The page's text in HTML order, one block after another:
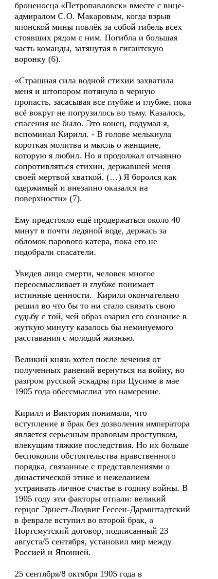
броненосца «Петропавловск» вместе с вице-
адмиралом С.О. Макаровым, когда взрыв
японской мины повлёк за собой гибель всех
стоявших рядом с ним. Погибла и большая
часть команды, затянутая в гигантскую
воронку (6).
«Страшная сила водной стихии захватила
меня и штопором потянула в черную
пропасть, засасывая все глубже и глубже, пока
всё вокруг не погрузилось во тьму. Казалось,
спасения не было. Это конец, подумал я, –
вспоминал Кирилл. - В голове мелькнула
короткая молитва и мысль о женщине,
которую я любил. Но я продолжал отчаянно
сопротивляться стихии, державшей меня
своей мертвой хваткой. (…) Я боролся как
одержимый и внезапно оказался на
поверхности» (7).
Ему предстояло ещё продержаться около 40
минут в почти ледяной воде, держась за
обломок парового катера, пока его не
подобрали спасатели.
Увидев лицо смерти, человек многое
переосмысливает и глубже понимает
истинные ценности. Кирилл окончательно
решил во что бы то ни стало связать свою
судьбу с той, чей образ озарил его сознание в
жуткую минуту казалось бы неминуемого
расставания с молодой жизнью.
Великий князь хотел после лечения от
полученных ранений вернуться на войну, но
разгром русской эскадры при Цусиме в мае
1905 года обессмыслил это намерение.
Кирилл и Виктория понимали, что
вступление в брак без дозволения императора
является серьезным правовым проступком,
влекущим тяжкие последствия. Но их больше
беспокоили обстоятельства нравственного
порядка, связанные с представлениями о
династической этике и нежеланием
устраивать личное счастье в годину войны. В
1905 году эти факторы отпали: великий
герцог Эрнест-Людвиг Гессен-Дармштадтский
в феврале вступил во второй брак, а
Портсмутский договор, подписанный 23
августа/5 сентября, установил мир между
Россией и Японией.
25 сентября/8 октября 1905 года в